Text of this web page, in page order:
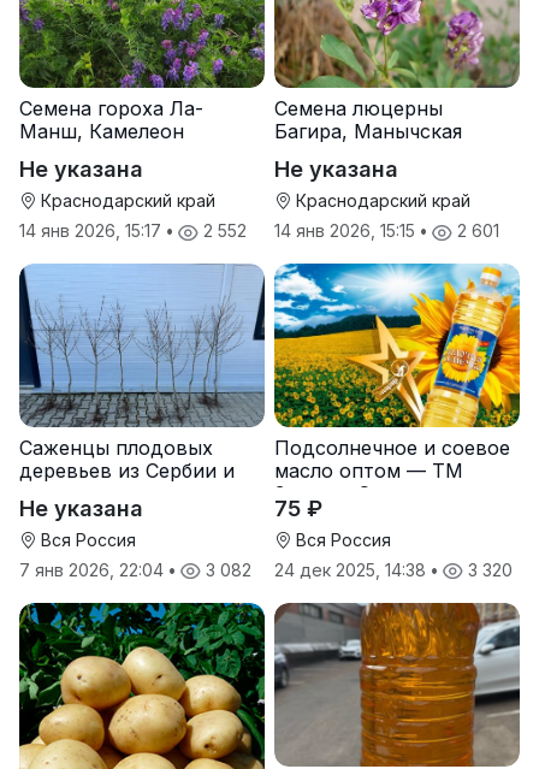
Семена гороха Ла-
Манш, Камелеон
Не указана
Краснодарский край
14 янв 2026, 15:17 • 2 552
Семена люцерны
Багира, Манычская
Не указана
Краснодарский край
14 янв 2026, 15:15 • 2 601
Саженцы плодовых
деревьев из Сербии и
Не указана
Вся Россия
7 янв 2026, 22:04 • 3 082
Подсолнечное и соевое
масло оптом — ТМ
Золотая Семечка
75 ₽
Вся Россия
24 дек 2025, 14:38 • 3 320